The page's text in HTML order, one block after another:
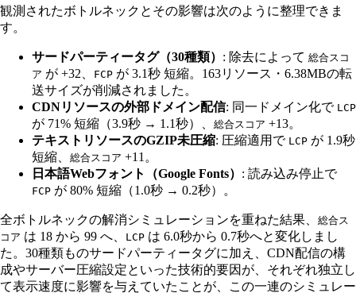
観測されたボトルネックとその影響は次のように整理できま
す。
サードパーティータグ（30種類） : 除去によって 総合スコ
ア が +32、 FCP が 3.1秒 短縮。163リソース・6.38MBの転
送サイズが削減されました。
CDNリソースの外部ドメイン配信: 同一ドメイン化で LCP
が 71% 短縮（3.9秒 → 1.1秒）、 総合スコア +13。
テキストリソースのGZIP未圧縮: 圧縮適用で LCP が 1.9秒
短縮、 総合スコア +11。
日本語Webフォント（Google Fonts） : 読み込み停止で
FCP が 80% 短縮（1.0秒 → 0.2秒）。
全ボトルネックの解消シミュレーションを重ねた結果、 総合ス
コア は 18 から 99 へ、 LCP は 6.0秒から 0.7秒へと変化しまし
た。30種類ものサードパーティータグに加え、CDN配信の構
成やサーバー圧縮設定といった技術的要因が、それぞれ独立し
て表示速度に影響を与えていたことが、この一連のシミュレー